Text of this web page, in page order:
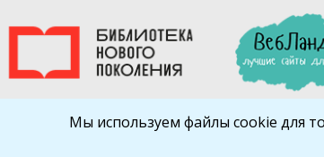
Библиокрай
Мы используем файлы cookie для